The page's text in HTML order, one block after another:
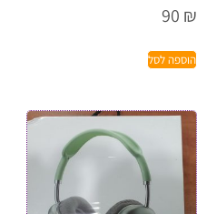
90 ₪
הוספה לסל